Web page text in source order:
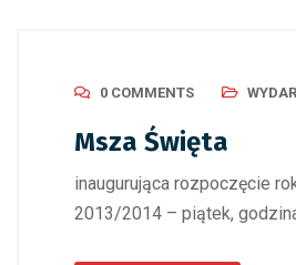
0 COMMENTS
Msza Święta
inaugurująca rozpoczęcie
2013/2014 – piątek,